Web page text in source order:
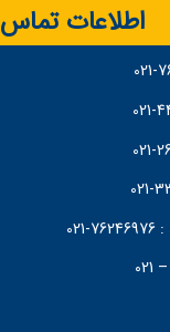
اطلاعات تماس
:
76246976-021